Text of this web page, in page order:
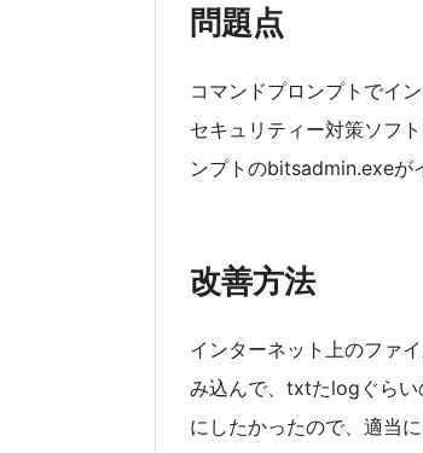
問題点
コマンドプロンプトでイ
セキュリティー対策ソフ
ンプトのbitsadmin.exeが
改善方法
インターネット上のファ
み込んで、txtたlogぐらい
にしたかったので、適当